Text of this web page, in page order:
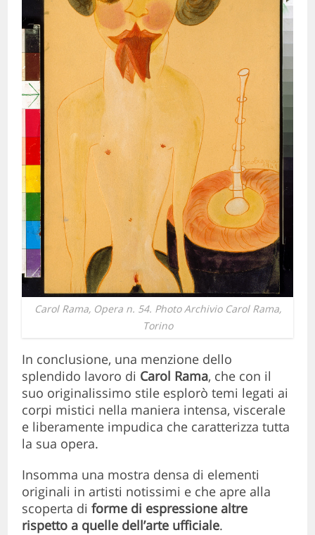
Carol Rama, Opera n. 54. Photo Archivio Carol Rama,
Torino
In conclusione, una menzione dello
splendido lavoro di Carol Rama, che con il
suo originalissimo stile esplorò temi legati ai
corpi mistici nella maniera intensa, viscerale
e liberamente impudica che caratterizza tutta
la sua opera.
Insomma una mostra densa di elementi
originali in artisti notissimi e che apre alla
scoperta diforme di espressione altre
rispetto a quelle dell’arte ufficiale.